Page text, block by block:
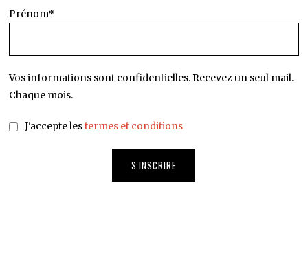
Prénom*
Vos informations sont confidentielles. Recevez un seul mail.
Chaque mois.
J'accepte lestermes et conditions